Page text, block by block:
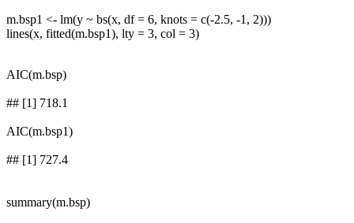
m.bsp1 <- lm(y ~ bs(x, df = 6, knots = c(-2.5, -1, 2)))
lines(x, fitted(m.bsp1), lty = 3, col = 3)
AIC(m.bsp)
## [1] 718.1
AIC(m.bsp1)
## [1] 727.4
summary(m.bsp)